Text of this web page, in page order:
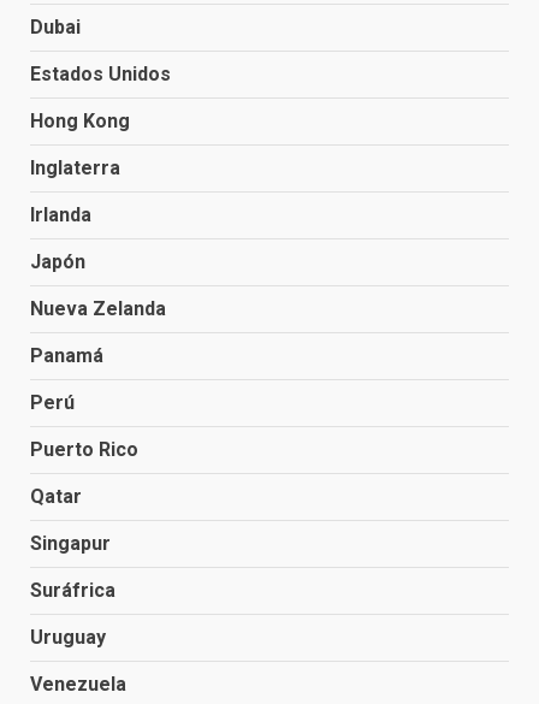
Dubai
Estados Unidos
Hong Kong
Inglaterra
Irlanda
Japón
Nueva Zelanda
Panamá
Perú
Puerto Rico
Qatar
Singapur
Suráfrica
Uruguay
Venezuela